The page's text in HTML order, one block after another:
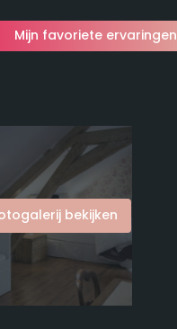
Mijn favoriete ervaringen
bekijken